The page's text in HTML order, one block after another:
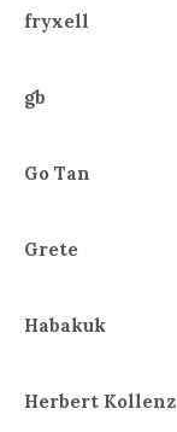
fryxell
gb
Go Tan
Grete
Habakuk
Herbert Kollenz